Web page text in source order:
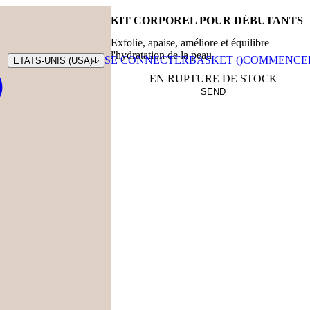
ETATS-UNIS (USA) SE CONNECTERBASKET ()
KIT CORPOREL POUR DÉBUTANTS
Exfolie, apaise, améliore et équilibre
l'hydratation de la peau
EN RUPTURE DE STOCK
SEND